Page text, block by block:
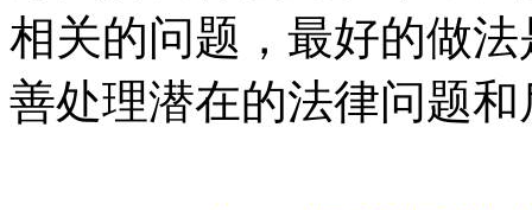
相关的问题，最好的做
善处理潜在的法律问题和